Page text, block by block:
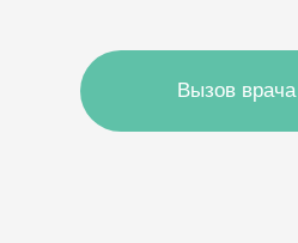
Вызов врача